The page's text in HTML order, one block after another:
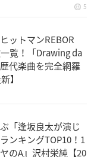
5
ットマンREBOR
覧！「Drawing da
代楽曲を完全網羅
】
「逢坂良太が演じ
ンキングTOP10！1
のA』沢村栄純【20